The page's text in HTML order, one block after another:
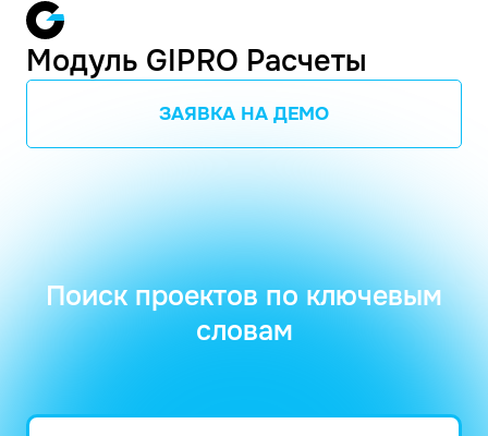
Модуль GIPRO Расчеты
ЗАЯВКА НА ДЕМО
Поиск проектов по ключевым
словам